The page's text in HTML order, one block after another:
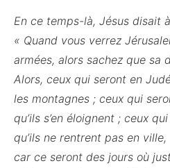
En ce temps-là, Jésus disait
« Quand vous verrez
armées, alors sachez que sa
Alors, ceux qui seront en
les montagnes ; ceux qui
qu’ils s’en éloignent ; ceux
qu’ils ne rentrent pas en ville,
car ce seront des jours où